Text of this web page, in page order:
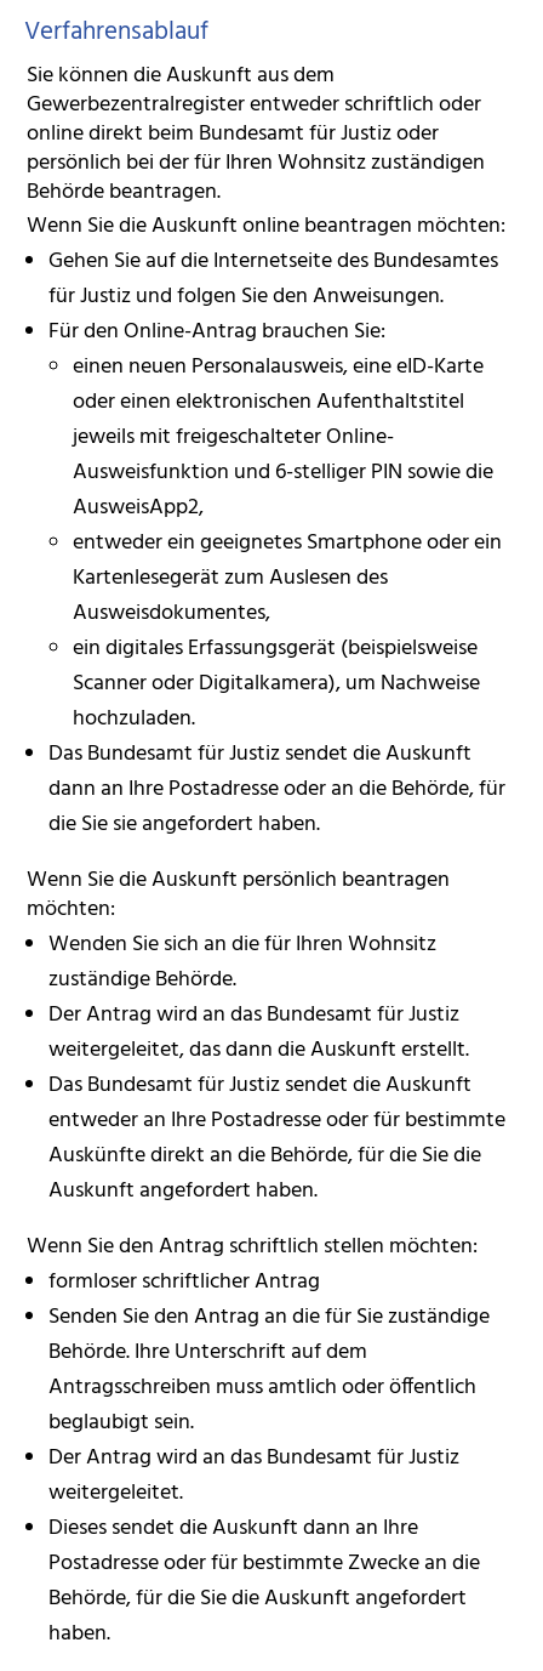
Verfahrensablauf
Sie können die Auskunft aus dem
Gewerbezentralregister entweder schriftlich oder
online direkt beim Bundesamt für Justiz oder
persönlich bei der für Ihren Wohnsitz zuständigen
Behörde beantragen.
Wenn Sie die Auskunft online beantragen möchten:
Gehen Sie auf die Internetseite des Bundesamtes
für Justiz und folgen Sie den Anweisungen.
Für den Online-Antrag brauchen Sie:
einen neuen Personalausweis, eine eID-Karte
oder einen elektronischen Aufenthaltstitel
jeweils mit freigeschalteter Online-
Ausweisfunktion und 6-stelliger PIN sowie die
AusweisApp2,
entweder ein geeignetes Smartphone oder ein
Kartenlesegerät zum Auslesen des
Ausweisdokumentes,
ein digitales Erfassungsgerät (beispielsweise
Scanner oder Digitalkamera), um Nachweise
hochzuladen.
Das Bundesamt für Justiz sendet die Auskunft
dann an Ihre Postadresse oder an die Behörde, für
die Sie sie angefordert haben.
Wenn Sie die Auskunft persönlich beantragen
möchten:
Wenden Sie sich an die für Ihren Wohnsitz
zuständige Behörde.
Der Antrag wird an das Bundesamt für Justiz
weitergeleitet, das dann die Auskunft erstellt.
Das Bundesamt für Justiz sendet die Auskunft
entweder an Ihre Postadresse oder für bestimmte
Auskünfte direkt an die Behörde, für die Sie die
Auskunft angefordert haben.
Wenn Sie den Antrag schriftlich stellen möchten:
formloser schriftlicher Antrag
Senden Sie den Antrag an die für Sie zuständige
Behörde. Ihre Unterschrift auf dem
Antragsschreiben muss amtlich oder öffentlich
beglaubigt sein.
Der Antrag wird an das Bundesamt für Justiz
weitergeleitet.
Dieses sendet die Auskunft dann an Ihre
Postadresse oder für bestimmte Zwecke an die
Behörde, für die Sie die Auskunft angefordert
haben.